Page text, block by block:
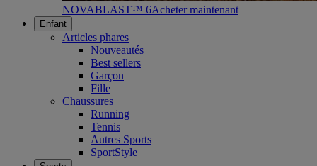
NOVABLAST™ 6Acheter maintenant
Enfant
Articles phares
Nouveautés
Best sellers
Garçon
Fille
Chaussures
Running
Tennis
Autres Sports
SportStyle